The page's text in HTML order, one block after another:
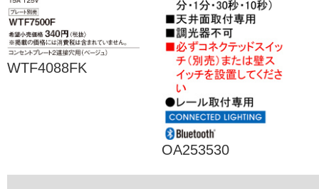
WTF4088FK
OA253530